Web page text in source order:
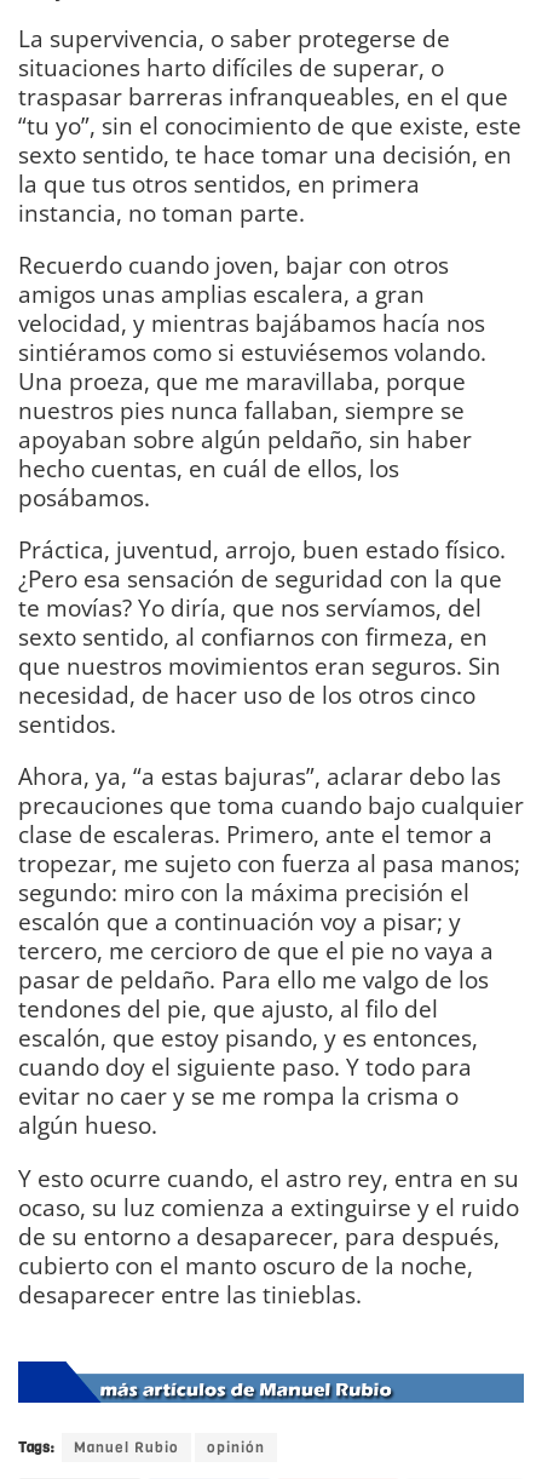
La supervivencia, o saber protegerse de
situaciones harto difíciles de superar, o
traspasar barreras infranqueables, en el que
“tu yo”, sin el conocimiento de que existe, este
sexto sentido, te hace tomar una decisión, en
la que tus otros sentidos, en primera
instancia, no toman parte.
Recuerdo cuando joven, bajar con otros
amigos unas amplias escalera, a gran
velocidad, y mientras bajábamos hacía nos
sintiéramos como si estuviésemos volando.
Una proeza, que me maravillaba, porque
nuestros pies nunca fallaban, siempre se
apoyaban sobre algún peldaño, sin haber
hecho cuentas, en cuál de ellos, los
posábamos.
Práctica, juventud, arrojo, buen estado físico.
¿Pero esa sensación de seguridad con la que
te movías? Yo diría, que nos servíamos, del
sexto sentido, al confiarnos con firmeza, en
que nuestros movimientos eran seguros. Sin
necesidad, de hacer uso de los otros cinco
sentidos.
Ahora, ya, “a estas bajuras”, aclarar debo las
precauciones que toma cuando bajo cualquier
clase de escaleras. Primero, ante el temor a
tropezar, me sujeto con fuerza al pasa manos;
segundo: miro con la máxima precisión el
escalón que a continuación voy a pisar; y
tercero, me cercioro de que el pie no vaya a
pasar de peldaño. Para ello me valgo de los
tendones del pie, que ajusto, al filo del
escalón, que estoy pisando, y es entonces,
cuando doy el siguiente paso. Y todo para
evitar no caer y se me rompa la crisma o
algún hueso.
Y esto ocurre cuando, el astro rey, entra en su
ocaso, su luz comienza a extinguirse y el ruido
de su entorno a desaparecer, para después,
cubierto con el manto oscuro de la noche,
desaparecer entre las tinieblas.
Tags: Manuel Rubio opinión